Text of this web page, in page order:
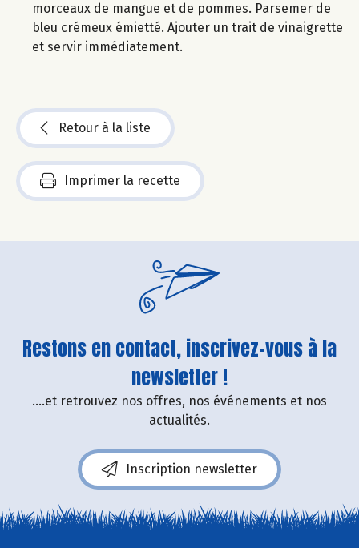
morceaux de mangue et de pommes. Parsemer de
bleu crémeux émietté. Ajouter un trait de vinaigrette
et servir immédiatement.
Retour à la liste
Imprimer la recette
Restons en contact, inscrivez-vous à la
newsletter !
....et retrouvez nos offres, nos événements et nos
actualités.
Inscription newsletter